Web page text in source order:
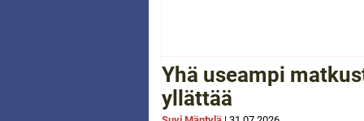
Yhä useampi
yllättää